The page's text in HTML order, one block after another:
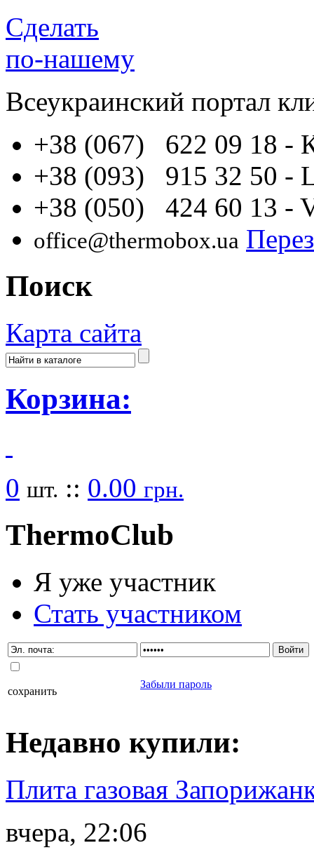
Сделать
по-нашему
Всеукраинский портал
+38 (067) 622 09 18 -
+38 (093) 915 32 50 -
+38 (050) 424 60 13 -
office@thermobox.ua
Поиск
Карта сайта
Корзина:
0 шт. :: 0.00 грн.
ThermoClub
Я уже участник
Стать участником
сохранить
Забыли пароль
Недавно купили:
Плита газовая
вчера, 22:06